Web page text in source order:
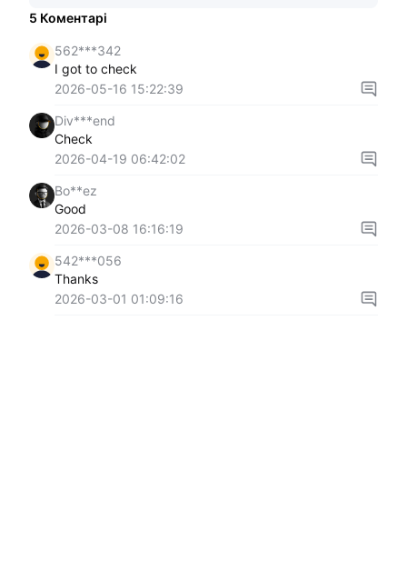
5 Коментарі
562***342
I got to check
2026-05-16 15:22:39
Div***end
Check
2026-04-19 06:42:02
Bo**ez
Good
2026-03-08 16:16:19
542***056
Thanks
2026-03-01 01:09:16